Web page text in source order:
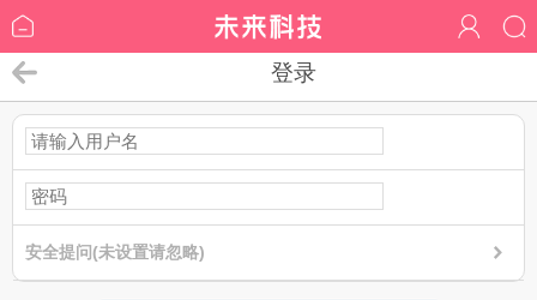
登录
安全提问(未设置请忽略)